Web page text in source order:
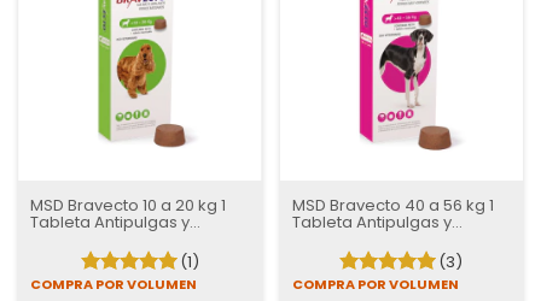
MSD Bravecto 10 a 20 kg 1
Tableta Antipulgas y
Garrapatas para Perros | 12
semanas de Protección
(1)
COMPRA POR VOLUMEN
MSD Bravecto 40 a 56 kg 1
Tableta Antipulgas y
Garrapatas para Perros | 12
semanas de Protección
(3)
COMPRA POR VOLUMEN